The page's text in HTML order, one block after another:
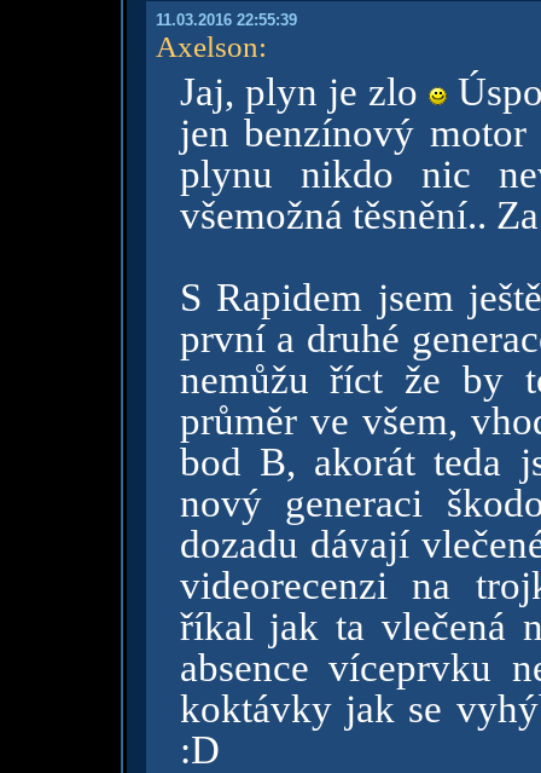
11.03.2016 22:55:39
Axelson:
Jaj, plyn je zlo
jen benzínový
plynu nikdo nic
všemožná těsnění..
S Rapidem jsem
první a druhé
nemůžu říct že by
průměr ve všem,
bod B, akorát teda
nový generaci
dozadu dávají
videorecenzi na
říkal jak ta vlečená
absence víceprvku
koktávky jak se
:D